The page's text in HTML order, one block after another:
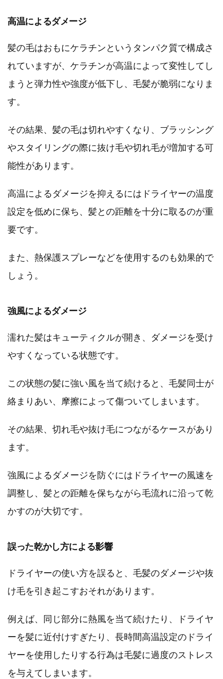
高温によるダメージ
髪の毛はおもにケラチンというタンパク質で構成さ
れていますが、ケラチンが高温によって変性してし
まうと弾力性や強度が低下し、毛髪が脆弱になりま
す。
その結果、髪の毛は切れやすくなり、ブラッシング
やスタイリングの際に抜け毛や切れ毛が増加する可
能性があります。
高温によるダメージを抑えるにはドライヤーの温度
設定を低めに保ち、髪との距離を十分に取るのが重
要です。
また、熱保護スプレーなどを使用するのも効果的で
しょう。
強風によるダメージ
濡れた髪はキューティクルが開き、ダメージを受け
やすくなっている状態です。
この状態の髪に強い風を当て続けると、毛髪同士が
絡まりあい、摩擦によって傷ついてしまいます。
その結果、切れ毛や抜け毛につながるケースがあり
ます。
強風によるダメージを防ぐにはドライヤーの風速を
調整し、髪との距離を保ちながら毛流れに沿って乾
かすのが大切です。
誤った乾かし方による影響
ドライヤーの使い方を誤ると、毛髪のダメージや抜
け毛を引き起こすおそれがあります。
例えば、同じ部分に熱風を当て続けたり、ドライヤ
ーを髪に近付けすぎたり、長時間高温設定のドライ
ヤーを使用したりする行為は毛髪に過度のストレス
を与えてしまいます。